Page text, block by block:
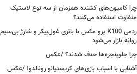
چرا کامیون‌های کشنده همزمان از سه نوع لاستیک
متفاوت استفاده می‌کنند؟
ردمی K100 پرو مکس با باتری غول‌پیکر و شارژ بی‌سیم
روانه بازار می‌شود
چرا جلوپنجره‌ها حذف شدند؟ /عکس
آشنایی با اسباب‌ بازی‌های کریستیانو رونالدو! /عکس